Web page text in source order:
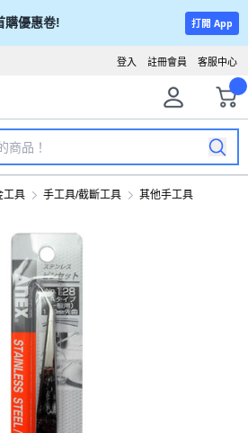
購優惠卷! 打開 App
客服中心
註冊會員
登入
工具 手工具/截斷工具 其他手工具